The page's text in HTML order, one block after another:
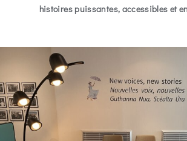
histoires puissantes, accessibles et